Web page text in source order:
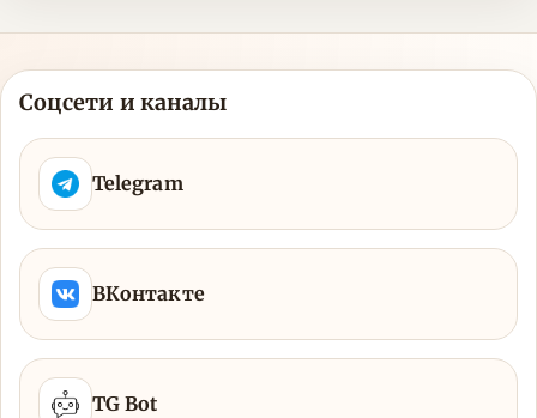
Соцсети и каналы
Telegram
ВКонтакте
TG Bot